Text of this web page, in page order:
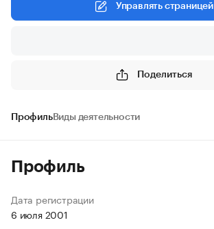
Управлять страницей
Поделиться
ПрофильВиды деятельности
Профиль
Дата регистрации
6 июля 2001